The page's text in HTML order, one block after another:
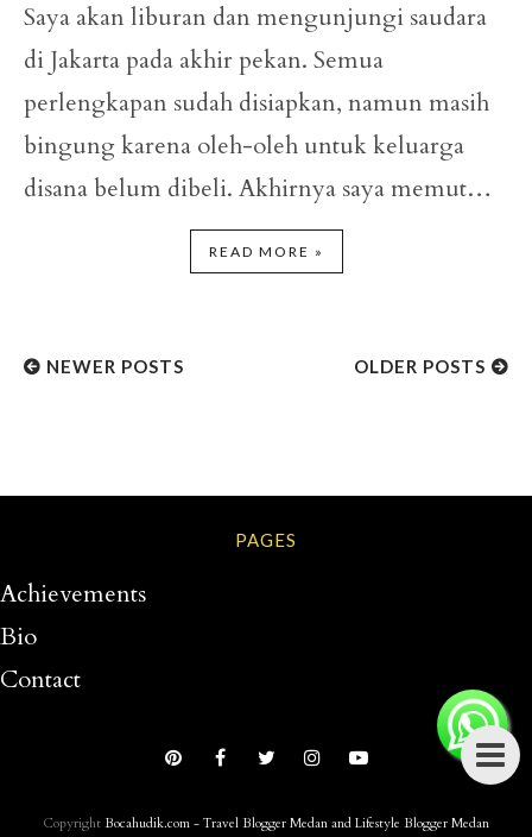
Saya akan liburan dan mengunjungi saudara
di Jakarta pada akhir pekan. Semua
perlengkapan sudah disiapkan, namun masih
bingung karena oleh-oleh untuk keluarga
disana belum dibeli. Akhirnya saya memut…
READ MORE »
NEWER POSTS OLDER POSTS
PAGES
Achievements
Bio
Contact
Copyright Bocahudik.com - Travel Blogger Medan and Lifestyle Blogger Medan